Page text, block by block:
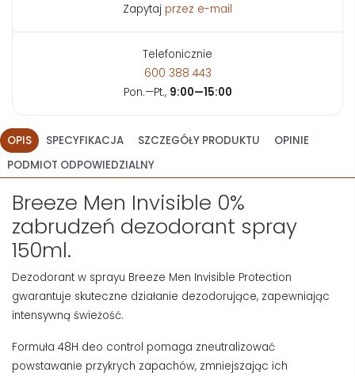
Zapytaj przez e-mail
Telefonicznie
600 388 443
Pon.—Pt., 9:00—15:00
OPIS SPECYFIKACJA SZCZEGÓŁY PRODUKTU
OPINIE
PODMIOT ODPOWIEDZIALNY
Breeze Men Invisible 0%
zabrudzeń dezodorant spray
150ml.
Dezodorant w sprayu Breeze Men Invisible Protection
gwarantuje skuteczne działanie dezodorujące, zapewniając
intensywną świeżość.
Formuła 48H deo control pomaga zneutralizować
powstawanie przykrych zapachów, zmniejszając ich